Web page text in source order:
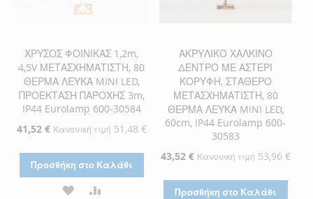
ΧΡΥΣΟΣ ΦΟΙΝΙΚΑΣ 1,2m,
4,5V ΜΕΤΑΣΧΗΜΑΤΙΣΤΗ, 80
ΘΕΡΜΑ ΛΕΥΚΑ MINI LED,
ΠΡΟΕΚΤΑΣΗ ΠΑΡΟΧΗΣ 3m,
IP44 Eurolamp 600-30584
Ειδική
41,52 € Κανονική τιμή 51,48 €
Προσθήκη στο Καλάθι
ΠΡΟΣΘΉΚΗ
ΑΚΡΥΛΙΚΟ ΧΑΛΚΙΝΟ
ΔΕΝΤΡΟ ΜΕ ΑΣΤΕΡΙ
ΚΟΡΥΦΗ, ΣΤΑΘΕΡΟ
ΜΕΤΑΣΧΗΜΑΤΙΣΤΗ, 80
ΘΕΡΜΑ ΛΕΥΚΑ MINI LED,
60cm, IP44 Eurolamp 600-
30583
Ειδική
43,52 € Κανονική τιμή 53,96 €
Προσθήκη στο Καλάθι